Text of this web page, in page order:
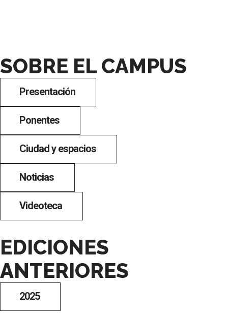
SOBRE EL CAMPUS
Presentación
Ponentes
Ciudad y espacios
Noticias
Videoteca
EDICIONES
ANTERIORES
2025